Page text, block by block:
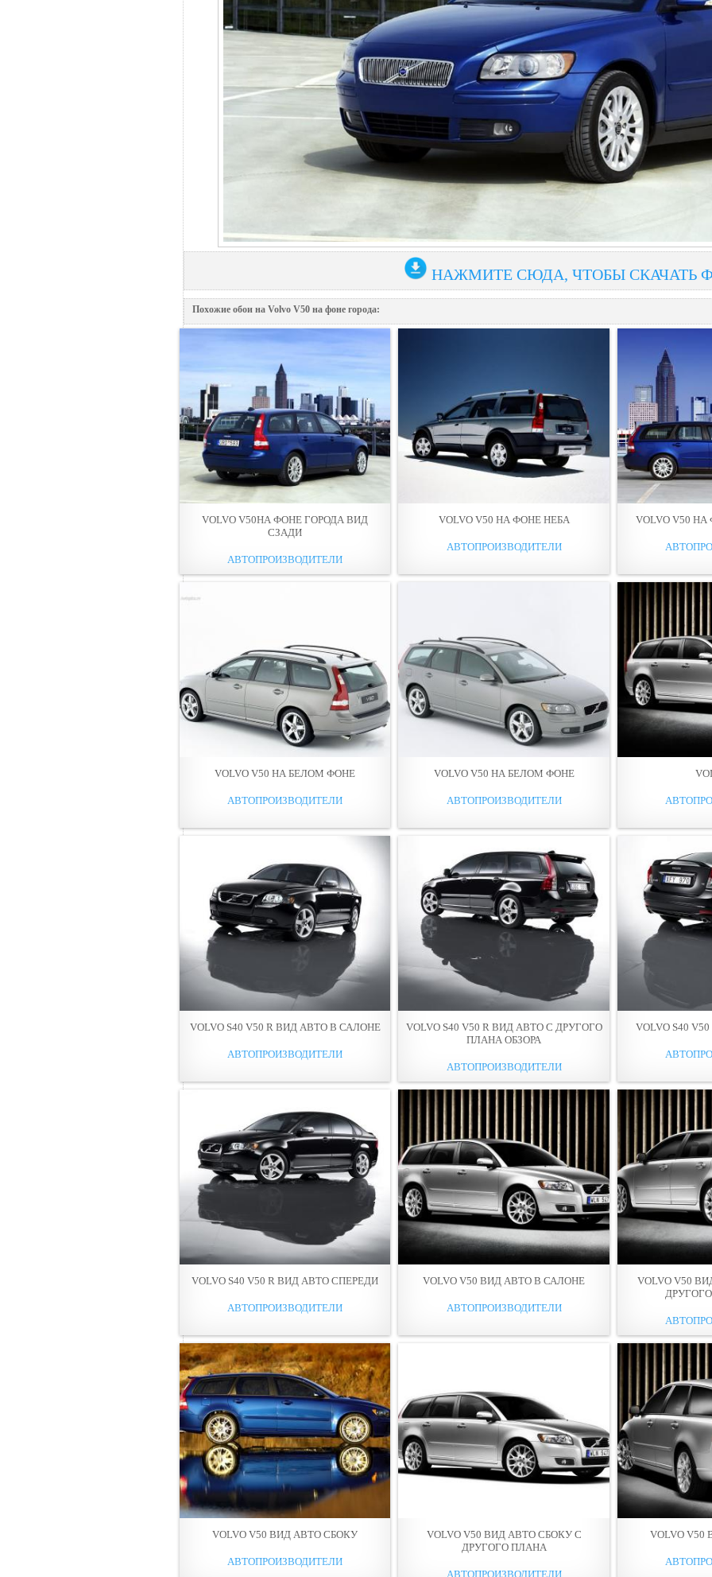
НАЖМИТЕ СЮДА, ЧТОБЫ СКАЧАТЬ
Похожие обои на Volvo V50 на фоне города:
VOLVO V50НА ФОНЕ ГОРОДА ВИД
СЗАДИ
АВТОПРОИЗВОДИТЕЛИ
VOLVO V50 НА ФОНЕ НЕБА
АВТОПРОИЗВОДИТЕЛИ
VOLVO V50
VOLVO V50 НА БЕЛОМ ФОНЕ
АВТОПРОИЗВОДИТЕЛИ
VOLVO V50 НА БЕЛОМ ФОНЕ
АВТОПРОИЗВОДИТЕЛИ
VOLVO S40 V50 R ВИД АВТО В САЛОНЕ
АВТОПРОИЗВОДИТЕЛИ
VOLVO S40 V50 R ВИД АВТО С ДРУГОГО
ПЛАНА ОБЗОРА
АВТОПРОИЗВОДИТЕЛИ
VOLVO S40
VOLVO S40 V50 R ВИД АВТО СПЕРЕДИ
АВТОПРОИЗВОДИТЕЛИ
VOLVO V50 ВИД АВТО В САЛОНЕ
АВТОПРОИЗВОДИТЕЛИ
VOLVO V50
VOLVO V50 ВИД АВТО СБОКУ
АВТОПРОИЗВОДИТЕЛИ
VOLVO V50 ВИД АВТО СБОКУ С
ДРУГОГО ПЛАНА
АВТОПРОИЗВОДИТЕЛИ
VOLVO